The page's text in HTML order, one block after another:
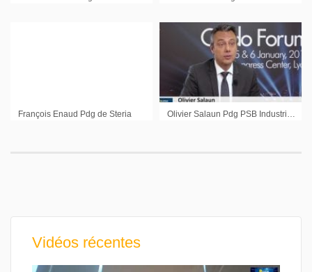
François Enaud Pdg de Steria
Vidéos récentes